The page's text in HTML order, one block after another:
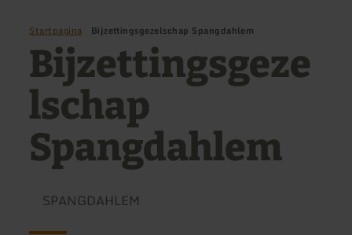
Startpagina Bijzettingsgezelschap Spangdahlem
Bijzettingsgeze
lschap
Spangdahlem
SPANGDAHLEM